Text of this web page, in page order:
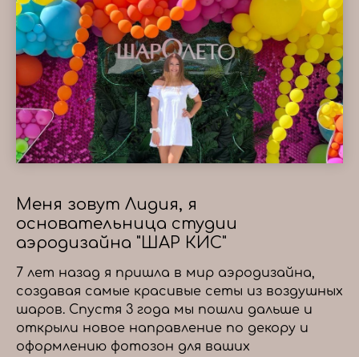
Меня зовут Лидия, я
основательница студии
аэродизайна "ШАР КИС"
7 лет назад я пришла в мир аэродизайна,
создавая самые красивые сеты из воздушных
шаров. Спустя 3 года мы пошли дальше и
открыли новое направление по декору и
оформлению фотозон для ваших